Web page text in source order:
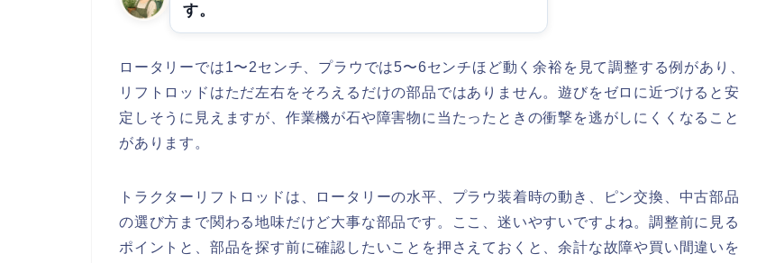
す。
ロータリーでは1〜2センチ、プラウでは5〜6センチほど動く余裕を見て調整する例があり、
リフトロッドはただ左右をそろえるだけの部品ではありません。遊びをゼロに近づけると安
定しそうに見えますが、作業機が石や障害物に当たったときの衝撃を逃がしにくくなること
があります。
トラクターリフトロッドは、ロータリーの水平、プラウ装着時の動き、ピン交換、中古部品
の選び方まで関わる地味だけど大事な部品です。ここ、迷いやすいですよね。調整前に見る
ポイントと、部品を探す前に確認したいことを押さえておくと、余計な故障や買い間違いを